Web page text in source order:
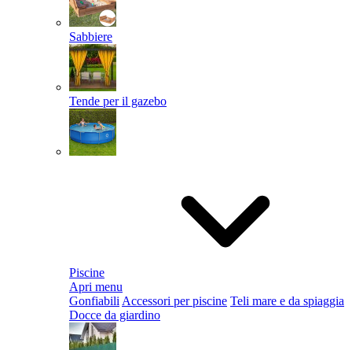
Sabbiere
Tende per il gazebo
Piscine
Apri menu
Gonfiabili Accessori per piscine Teli mare e da spiaggia
Docce da giardino